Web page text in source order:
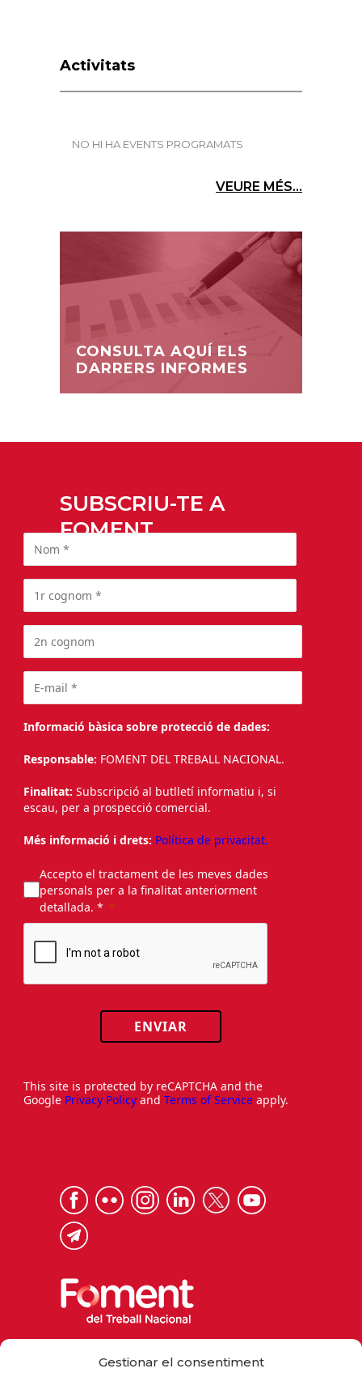
Gestionar el consentiment
Activitats
NO HI HA EVENTS PROGRAMATS
VEURE MÉS...
CONSULTA AQUÍ ELS
DARRERS INFORMES
SUBSCRIU-TE A
FOMENT
Informació bàsica sobre protecció de dades:
Responsable: FOMENT DEL TREBALL NACIONAL.
Finalitat: Subscripció al butlletí informatiu i, si
escau, per a prospecció comercial.
Més informació i drets: Política de privacitat.
Accepto el tractament de les meves dades
personals per a la finalitat anteriorment
detallada. *
ENVIAR
This site is protected by reCAPTCHA and the
Google Privacy Policy and Terms of Service apply.